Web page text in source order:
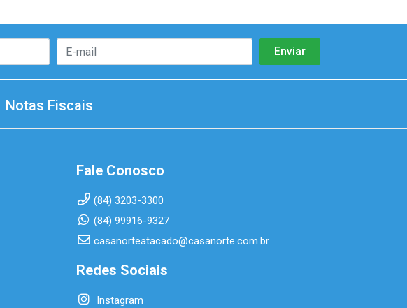
Notas Fiscais
Fale Conosco
(84) 3203-3300
(84) 99916-9327
casanorteatacado@casanorte.com.br
Redes Sociais
Instagram